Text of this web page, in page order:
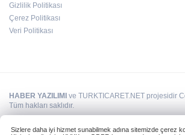
Gizlilik Politikası
Çerez Politikası
Veri Politikası
HABER YAZILIMI ve TURKTICARET.NET projesidir
Tüm hakları saklıdır.
Sizlere daha iyi hizmet sunabilmek adına sitemizde çerez